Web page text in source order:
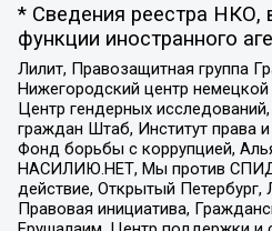
* Сведения реестра
функции иностранного
Лилит, Правозащитная группа
Нижегородский центр немецкой
Центр гендерных
граждан Штаб, Институт права
Фонд борьбы с коррупцией,
НАСИЛИЮ.НЕТ, Мы против
действие, Открытый Петербург,
Правовая инициатива,